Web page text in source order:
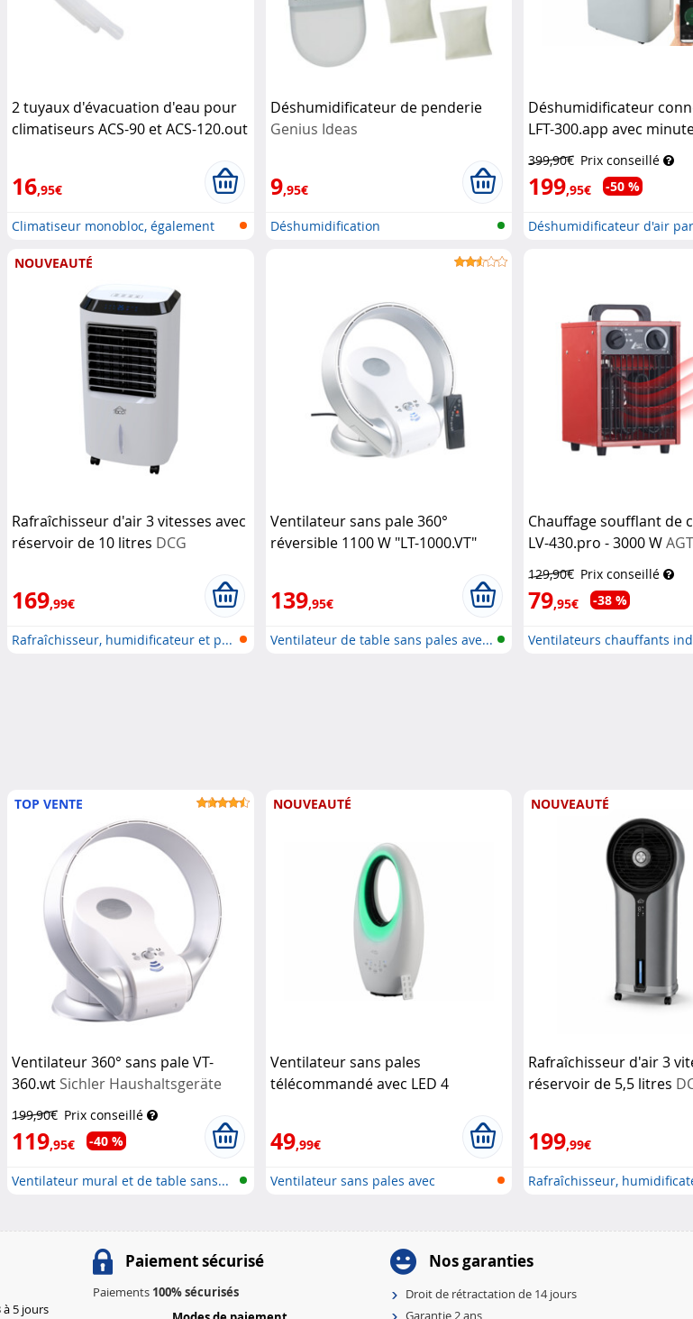
2 tuyaux d'évacuation d'eau pour
climatiseurs ACS-90 et ACS-120.out
16,95€
Climatiseur monobloc, également
Déshumidificateur de penderie
Genius Ideas
9,95€
Déshumidification
Déshumidificateur
LFT-300.app avec
réservoir 2 L
Sichler
Haushaltsgeräte
399,90€ Prix conseillé
199,95€ -50 %
Déshumidificateur d'air
NOUVEAUTÉ
Rafraîchisseur d'air 3 vitesses avec
réservoir de 10 litres DCG
169,99€
Rafraîchisseur, humidificateur et p...
Ventilateur sans pale 360°
réversible 1100 W "LT-1000.VT"
139,95€
Ventilateur de table sans pales ave...
Chauffage soufflant de
LV-430.pro - 3000 W
129,90€ Prix conseillé
79,95€ -38 %
Ventilateurs chauffants
TOP VENTE
Ventilateur 360° sans pale VT-
360.wt Sichler Haushaltsgeräte
199,90€ Prix conseillé
119,95€ -40 %
Ventilateur mural et de table sans...
NOUVEAUTÉ
Ventilateur sans pales
télécommandé avec LED 4
49,99€
Ventilateur sans pales avec
NOUVEAUTÉ
Rafraîchisseur d'air 3
réservoir de 5,5 litres
199,99€
Rafraîchisseur,
à 5 jours
Paiement sécurisé
Paiements 100% sécurisés
Nos garanties
Droit de rétractation de 14 jours
Garantie 2 ans